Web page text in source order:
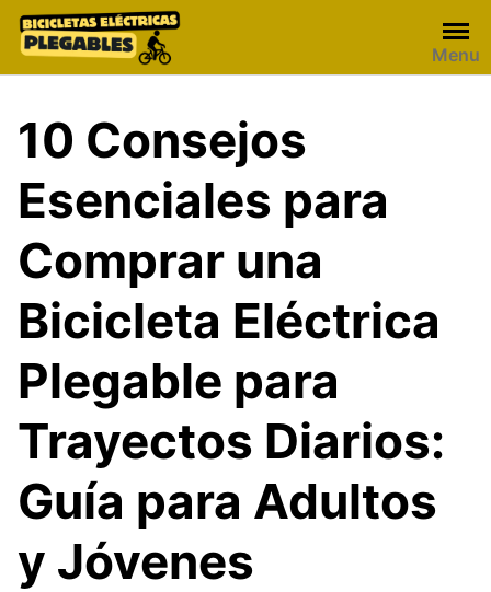
Skip
Menu
10 Consejos
Esenciales para
Comprar una
Bicicleta Eléctrica
Plegable para
Trayectos Diarios:
Guía para Adultos
y Jóvenes